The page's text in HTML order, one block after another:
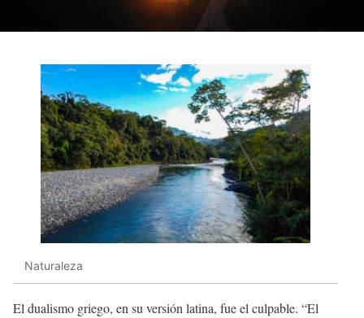
Naturaleza
El dualismo griego, en su versión latina, fue el culpable. “El